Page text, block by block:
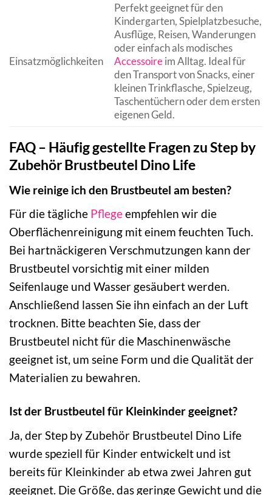
Einsatzmöglichkeiten
Perfekt geeignet für den
Kindergarten, Spielplatzbesuche,
Ausflüge, Reisen, Wanderungen
oder einfach als modisches
Accessoireim Alltag. Ideal für
den Transport von Snacks, einer
kleinen Trinkflasche, Spielzeug,
Taschentüchern oder dem ersten
eigenen Geld.
FAQ – Häufig gestellte Fragen zu Step by
Zubehör Brustbeutel Dino Life
Wie reinige ich den Brustbeutel am besten?
Für die tägliche Pflegeempfehlen wir die
Oberflächenreinigung mit einem feuchten Tuch.
Bei hartnäckigeren Verschmutzungen kann der
Brustbeutel vorsichtig mit einer milden
Seifenlauge und Wasser gesäubert werden.
Anschließend lassen Sie ihn einfach an der Luft
trocknen. Bitte beachten Sie, dass der
Brustbeutel nicht für die Maschinenwäsche
geeignet ist, um seine Form und die Qualität der
Materialien zu bewahren.
Ist der Brustbeutel für Kleinkinder geeignet?
Ja, der Step by Zubehör Brustbeutel Dino Life
wurde speziell für Kinder entwickelt und ist
bereits für Kleinkinder ab etwa zwei Jahren gut
geeignet. Die Größe, das geringe Gewicht und die